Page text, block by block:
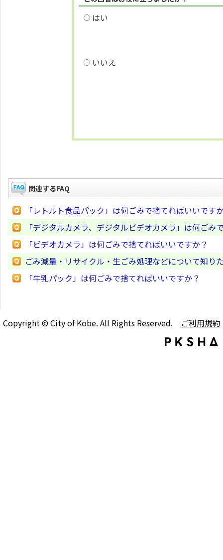
はい
いいえ
関連するFAQ
「レトルト食品パック」は何ごみで捨てればいいです
「デジタルカメラ、デジタルビデオカメラ」は何ごみ
「ビデオカメラ」は何ごみで捨てればいいですか？
ごみ減量・リサイクル・生ごみ処理などについて知り
「牛乳パック」は何ごみで捨てればいいですか？
Copyright © City of Kobe. All Rights Reserved. ご利用規約